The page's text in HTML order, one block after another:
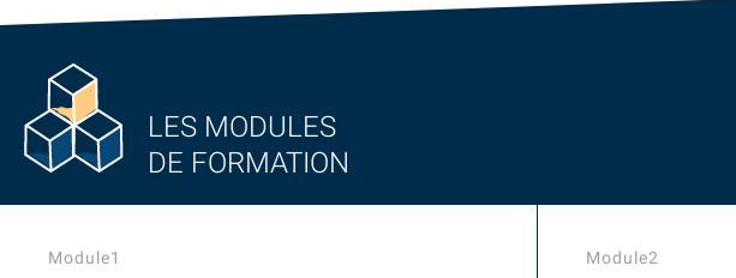
LES MODULES
DE FORMATION
Module1 Module2